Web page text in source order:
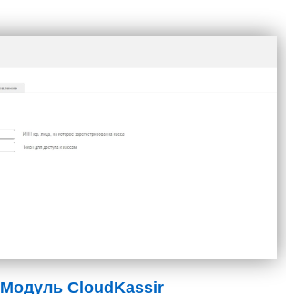
Модуль CloudKassir